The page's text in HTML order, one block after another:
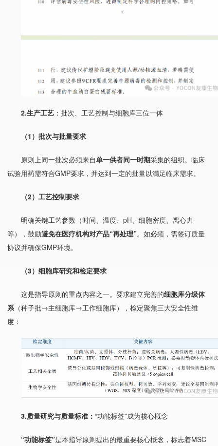
2.生产工艺 ：批次、工艺控制与细胞库三位一体
（1）批次与批量要求
原则上同一批次必须来自单一供者同一时期采集的组织。临床
试验用药需符合GMP要求，并达到一定的批量以满足临床需求。
（2）工艺控制要求
明确关键工艺参数（时间、温度、pH、细胞密度、离心力
等），鼓励避免在医疗机构对产品“再处理”。如必须，需签订质量
协议并确保GMP环境。
（3）细胞库研究和检定要求
这是指导原则的重点内容之一。要求建立完善的细胞库分级体
系（种子批→主细胞库→工作细胞库），检定聚焦三大安全性维
度：
3.质量研究与质量标准： “功能标签”成为核心概念
“功能标签”是本指导原则提出的最重要核心概念，标志着MSC